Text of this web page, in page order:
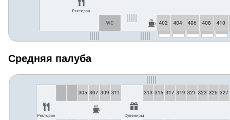
Средняя палуба